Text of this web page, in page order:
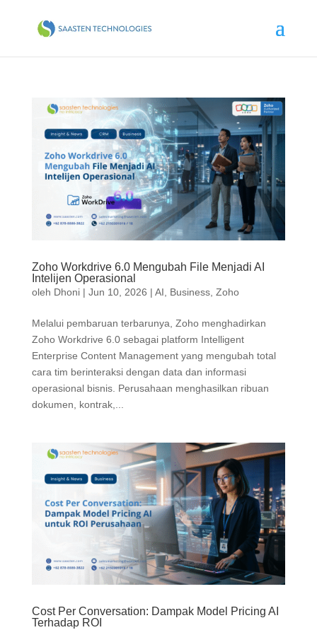
Zoho Workdrive 6.0 Mengubah File Menjadi AI
Intelijen Operasional
oleh Dhoni| Jun 10, 2026 | AI Business, Zoho
Melalui pembaruan terbarunya, Zoho menghadirkan
Zoho Workdrive 6.0 sebagai platform Intelligent
Enterprise Content Management yang mengubah total
cara tim berinteraksi dengan data dan informasi
operasional bisnis. Perusahaan menghasilkan ribuan
dokumen, kontrak,...
Cost Per Conversation: Dampak Model Pricing AI
Terhadap ROI